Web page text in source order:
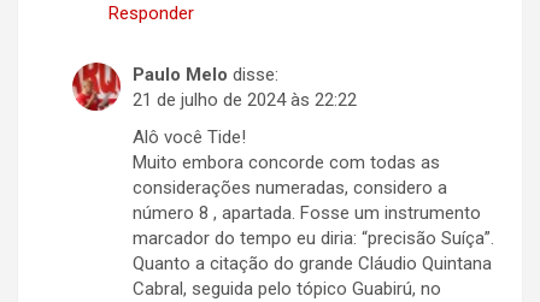
Responder
Paulo Melo disse:
21 de julho de 2024 às 22:22
Alô você Tide!
Muito embora concorde com todas as
considerações numeradas, considero a
número 8 , apartada. Fosse um instrumento
marcador do tempo eu diria: “precisão Suíça”.
Quanto a citação do grande Cláudio Quintana
Cabral, seguida pelo tópico Guabirú, no